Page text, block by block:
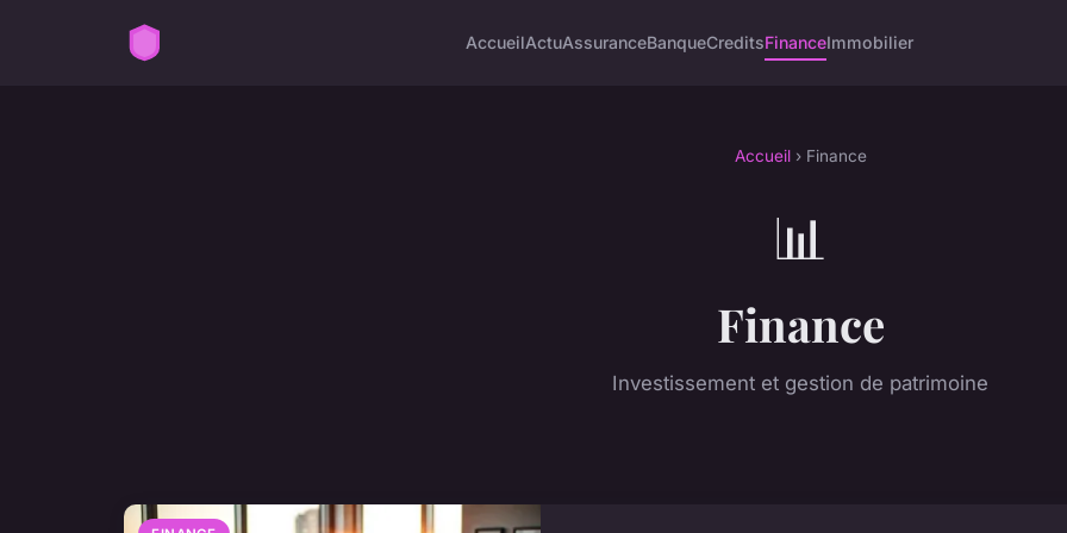
AccueilActuAssuranceBanqueCreditsFinanceImmobilier
Accueil› Finance
📊
Finance
Investissement et gestion de patrimoine